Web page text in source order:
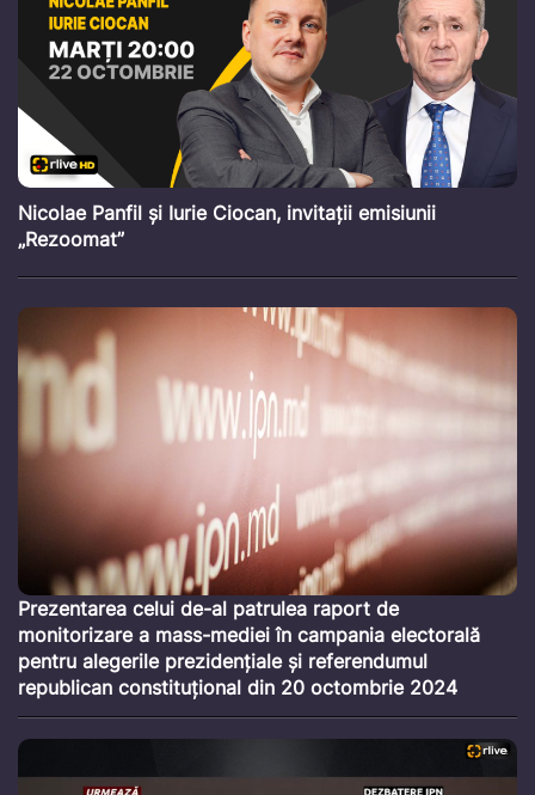
Nicolae Panfil și Iurie Ciocan, invitații emisiunii
„Rezoomat”
Prezentarea celui de-al patrulea raport de
monitorizare a mass-mediei în campania electorală
pentru alegerile prezidențiale și referendumul
republican constituțional din 20 octombrie 2024